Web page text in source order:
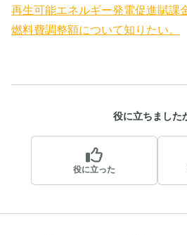
再生可能エネルギー発電促進賦課
燃料費調整額について知りたい。
役に立ちました
役に立った